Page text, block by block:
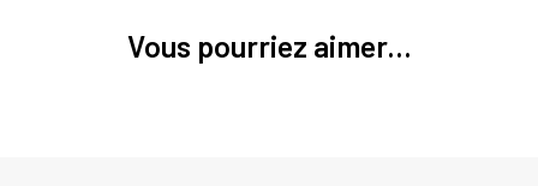
Vous pourriez aimer...